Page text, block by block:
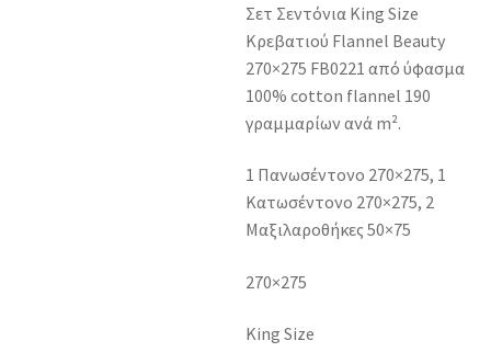
Σετ Σεντόνια King Size
Κρεβατιού Flannel Beauty
270×275 FB0221 από ύφασμα
100% cotton flannel 190
γραμμαρίων ανά m².
1 Πανωσέντονο 270×275, 1
Κατωσέντονο 270×275, 2
Μαξιλαροθήκες 50×75
270×275
King Size